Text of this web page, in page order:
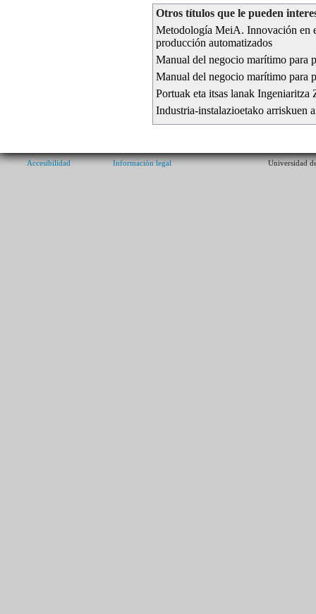
Otros títulos que le pueden
Metodología MeiA. Innovación en
producción automatizados
Manual del negocio marítimo para
Manual del negocio marítimo para
Portuak eta itsas lanak
Industria-instalazioetako arriskuen
Accesibilidad Información legal Universidad